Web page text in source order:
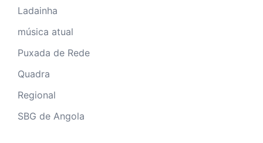
Ladainha
música atual
Puxada de Rede
Quadra
Regional
SBG de Angola